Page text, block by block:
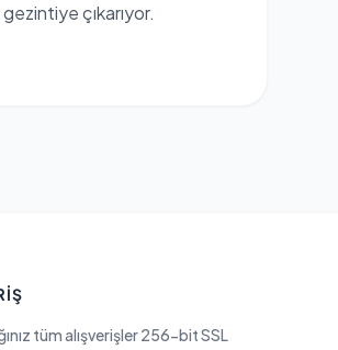
çıkarıyor.
tüm alışverişler 256-bit SSL